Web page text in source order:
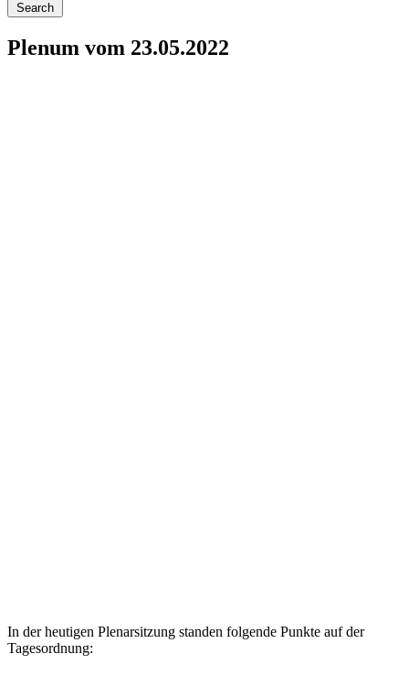
Search
Plenum vom 23.05.2022
In derheutigen Plenarsitzung standen folgende Punkte auf der
Tagesordnung: